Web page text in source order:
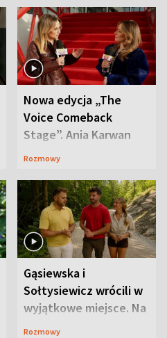
Nowa edycja „The
Voice Comeback
Stage”. Ania Karwan
zapowiada
Rozmowy
Gąsiewska i
Sołtysiewicz wrócili w
wyjątkowe miejsce. Na
szlaku czekał
Rozmowy